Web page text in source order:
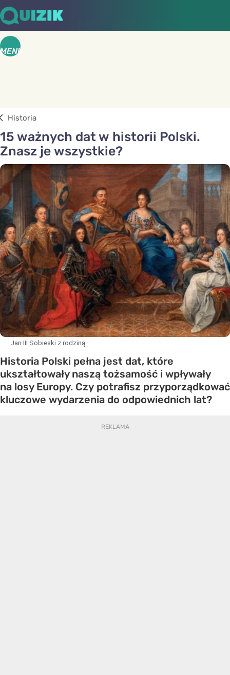
MENU
Historia
15 ważnych dat w historii Polski.
Znasz je wszystkie?
Jan III Sobieski z rodziną
Historia Polski pełna jest dat, które
ukształtowały naszą tożsamość i wpływały
na losy Europy. Czy potrafisz przyporządkować
kluczowe wydarzenia do odpowiednich lat?